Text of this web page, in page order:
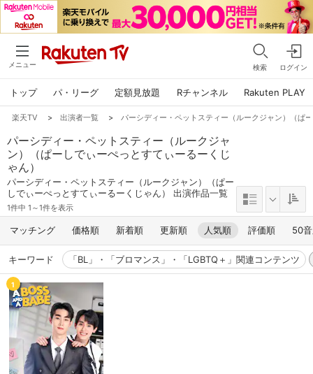
メニュー 検索 ログイン
トップ パ・リーグ 定額見放題 Rチャンネル Rakuten PLAY
楽天TV > 出演者一覧 > パーシディー・ペットスティー（ルークジャン）（ぱ
パーシディー・ペットスティー（ルークジャ
ン）（ぱーしでぃーぺっとすてぃーるーくじ
ゃん）
パーシディー・ペットスティー（ルークジャン）（ぱー
しでぃーぺっとすてぃーるーくじゃん） 出演作品一覧
1件中 1～1件を表示
マッチング 価格順 新着順 更新順 人気順 評価順 50
キーワード 「BL」・「ブロマンス」・「LGBTQ＋」関連コンテンツ
1